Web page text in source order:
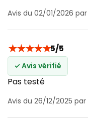
Avis du 02/01/2026 par
★★★★★5/5
✓ Avis vérifié
Pas testé
Avis du 26/12/2025 par